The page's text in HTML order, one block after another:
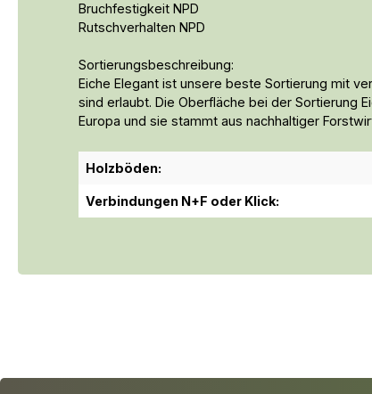
Bruchfestigkeit NPD
Rutschverhalten NPD
Sortierungsbeschreibung:
Eiche Elegant ist unsere beste Sortierung mit
sind erlaubt. Die Oberfläche bei der Sortierung
Europa und sie stammt aus nachhaltiger
Holzböden:
Verbindungen N+F oder Klick: